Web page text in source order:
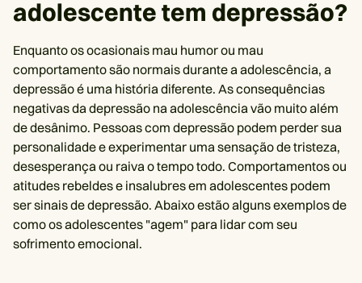
adolescente tem depressão?
Enquanto os ocasionais mau humor ou mau
comportamento são normais durante a adolescência, a
depressão é uma história diferente. As consequências
negativas da depressão na adolescência vão muito além
de desânimo. Pessoas com depressão podem perder sua
personalidade e experimentar uma sensação de tristeza,
desesperança ou raiva o tempo todo. Comportamentos ou
atitudes rebeldes e insalubres em adolescentes podem
ser sinais de depressão. Abaixo estão alguns exemplos de
como os adolescentes "agem" para lidar com seu
sofrimento emocional.